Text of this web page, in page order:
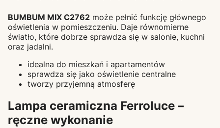
BUMBUM MIX C2762 może pełnić funkcję głównego
oświetlenia w pomieszczeniu. Daje równomierne
światło, które dobrze sprawdza się w salonie, kuchni
oraz jadalni.
idealna do mieszkań i apartamentów
sprawdza się jako oświetlenie centralne
tworzy przyjemną atmosferę
Lampa ceramiczna Ferroluce –
ręczne wykonanie